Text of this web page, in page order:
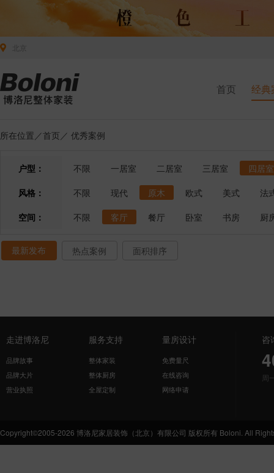
首页 经典
所在位置／首页 ／ 优秀案例
户型： 不限 一居室 二居室 三居室
四居室
风格：
不限 现代 原木 欧式 美式
法
空间：
不限 客厅 餐厅 卧室 书房 厨
最新发布 热点案例 面积排序
走进博洛尼
品牌故事
品牌大片
营业执照
服务支持
整体家装
整体厨房
全屋定制
量房设计
免费量尺
在线咨询
网络申请
咨
周
Copyright©2005-2026 博洛尼家居装饰（北京）有限公司 版权所有 Boloni. All